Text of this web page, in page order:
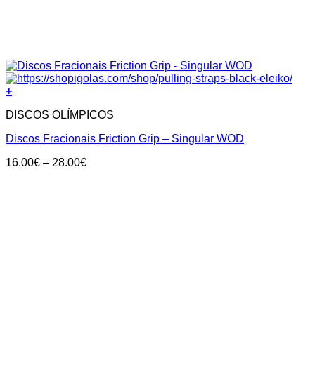
+
DISCOS OLÍMPICOS
Discos Fracionais Friction Grip – Singular WOD
16.00€ – 28.00€Price